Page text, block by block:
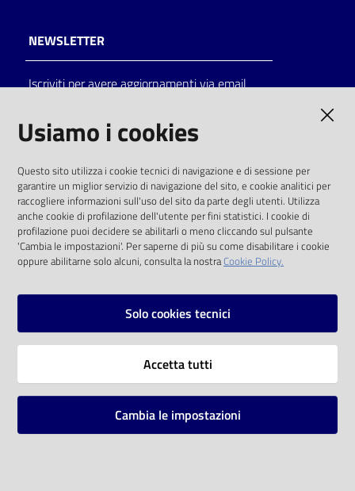
NEWSLETTER
Iscriviti per avere aggiornamenti via email
solo alle condizioni previste dalla direttiva
comunitaria 2003/98/CE e dal d.lgs. 36/2006
SOCIAL
Instagram
Vai alla pagina
Mappa del sito
Usiamo i cookies
Questo sito utilizza i cookie tecnici di navigazione e di sessione per
garantire un miglior servizio di navigazione del sito, e cookie analitici per
raccogliere informazioni sull'uso del sito da parte degli utenti. Utilizza
anche cookie di profilazione dell'utente per fini statistici. I cookie di
profilazione puoi decidere se abilitarli o meno cliccando sul pulsante
'Cambia le impostazioni'. Per saperne di più su come disabilitare i cookie
oppure abilitarne solo alcuni, consulta la nostraCookie Policy.
Solo cookies tecnici
Accetta tutti
Cambia le impostazioni